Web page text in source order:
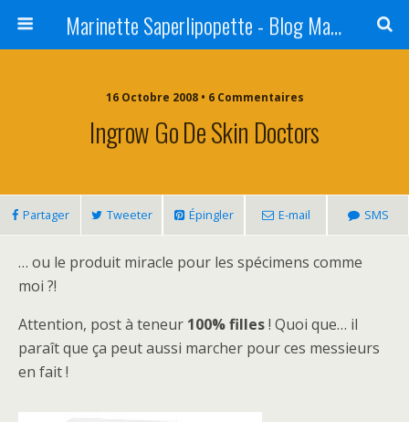
Marinette Saperlipopette - Blog Maman Angers Lifestyle - Ex Expat Montréal
16 Octobre 2008 • 6 Commentaires
Ingrow Go De Skin Doctors
Partager Tweeter Épingler E-mail SMS
… ou le produit miracle pour les spécimens comme
moi ?!
Attention, post à teneur 100% filles! Quoi que… il
paraît que ça peut aussi marcher pour ces messieurs
en fait !